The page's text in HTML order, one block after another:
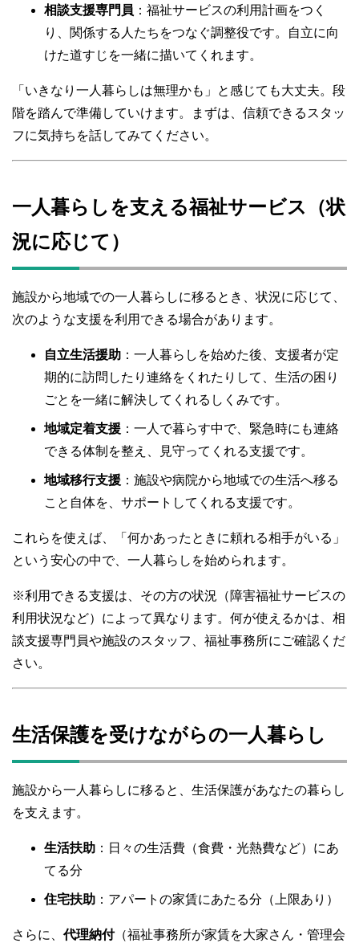
相談支援専門員 ：福祉サービスの利用計画をつく
り、関係する人たちをつなぐ調整役です。自立に向
けた道すじを一緒に描いてくれます。
「いきなり一人暮らしは無理かも」と感じても大丈夫。段
階を踏んで準備していけます。まずは、信頼できるスタッ
フに気持ちを話してみてください。
一人暮らしを支える福祉サービス（状
況に応じて）
施設から地域での一人暮らしに移るとき、状況に応じて、
次のような支援を利用できる場合があります。
自立生活援助 ：一人暮らしを始めた後、支援者が定
期的に訪問したり連絡をくれたりして、生活の困り
ごとを一緒に解決してくれるしくみです。
地域定着支援 ：一人で暮らす中で、緊急時にも連絡
できる体制を整え、見守ってくれる支援です。
地域移行支援 ：施設や病院から地域での生活へ移る
こと自体を、サポートしてくれる支援です。
これらを使えば、「何かあったときに頼れる相手がいる」
という安心の中で、一人暮らしを始められます。
※利用できる支援は、その方の状況（障害福祉サービスの
利用状況など）によって異なります。何が使えるかは、相
談支援専門員や施設のスタッフ、福祉事務所にご確認くだ
さい。
生活保護を受けながらの一人暮らし
施設から一人暮らしに移ると、生活保護があなたの暮らし
を支えます。
生活扶助 ：日々の生活費（食費・光熱費など）にあ
てる分
住宅扶助 ：アパートの家賃にあたる分（上限あり）
さらに、代理納付（福祉事務所が家賃を大家さん・管理会